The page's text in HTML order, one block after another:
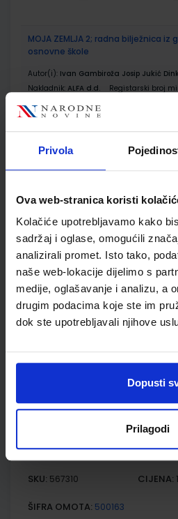
Privola
Ova web-stranica koristi
Kolačiće upotrebljavamo kako
sadržaj i oglase, omogućili
analizirali promet. Isto tako,
naše web-lokacije dijelimo s
medije, oglašavanje i analizu, a
drugim podacima koje ste im
dok ste upotrebljavali njihove
Dopusti
Prilagodi
MOJA ZEMLJA 2; radna bilježnica
osnovne škole
Autor(i): Ivan Gambiroža Josip Jukić
Nakladnik: ALFA d.d. Registarski broj
SKU: 567301
Udžbenik
KLIO 6; udžbenik povijesti s
u šestom razredu osnovne škole
Autor(i):Željko Brdal Margita Madunić
SKU:567309 CIJENA:
ŠIFRA OMOTA: 500163
KLIO 6; radna bilježnica za povijest
osnovne škole
Željko Brdal Margita Madunić
7040-DOM
SKU: 567310 CIJENA:
ŠIFRA OMOTA: 500163